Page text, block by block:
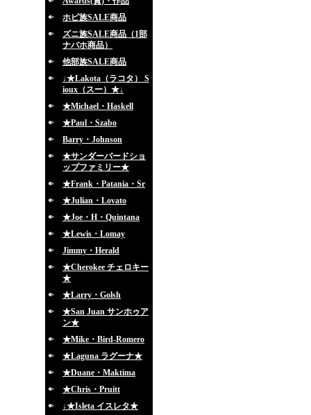
ホピ族SALE商品
ズニ族SALE商品（1部
ナバホ商品）
他部族SALE商品
↓★Lakota（ラコタ） S
ioux（スー）★↓
★Michael・Haskell
★Paul・Szabo
Barry・Johnson
★サンダーバードショ
ップファミリー★
★Frank・Patania・Sr
★Julian・Lovato
★Joe・H・Quintana
★Lewis・Lomay
Jimmy・Herald
★Cherokee チェロキー
★
★Larry・Golsh
★San Juan サンホゥア
ン★
★Mike・Bird-Romero
★Laguna ラグーナ★
★Duane・Maktima
★Chris・Pruitt
↓★Isleta イスレタ★